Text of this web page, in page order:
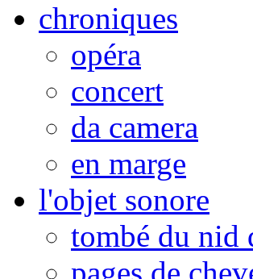
chroniques
opéra
concert
da camera
en marge
l'objet sonore
tombé du nid